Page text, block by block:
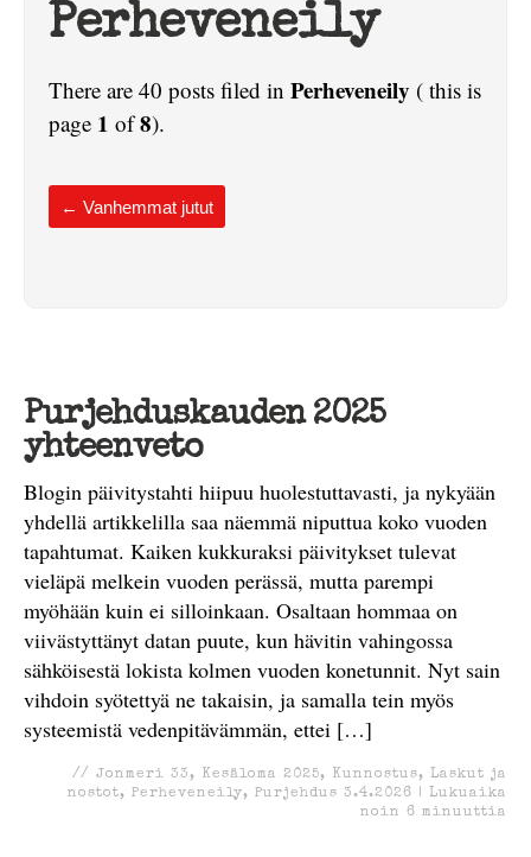
Perheveneily
There are 40 posts filed in Perheveneily ( this is
page 1 of8).
← Vanhemmat jutut
Purjehduskauden 2025
yhteenveto
Blogin päivitystahti hiipuu huolestuttavasti, ja nykyään
yhdellä artikkelilla saa näemmä niputtua koko vuoden
tapahtumat. Kaiken kukkuraksi päivitykset tulevat
vieläpä melkein vuoden perässä, mutta parempi
myöhään kuin ei silloinkaan. Osaltaan hommaa on
viivästyttänyt datan puute, kun hävitin vahingossa
sähköisestä lokista kolmen vuoden konetunnit. Nyt sain
vihdoin syötettyä ne takaisin, ja samalla tein myös
systeemistä vedenpitävämmän, ettei […]
// Jonmeri 33, Kesäloma 2025, Kunnostus, Laskut ja
nostot, Perheveneily, Purjehdus 3.4.2026 | Lukuaika
noin 6 minuuttia